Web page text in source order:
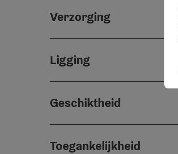
Verzorging
Ligging
Geschiktheid
Toegankelijkheid